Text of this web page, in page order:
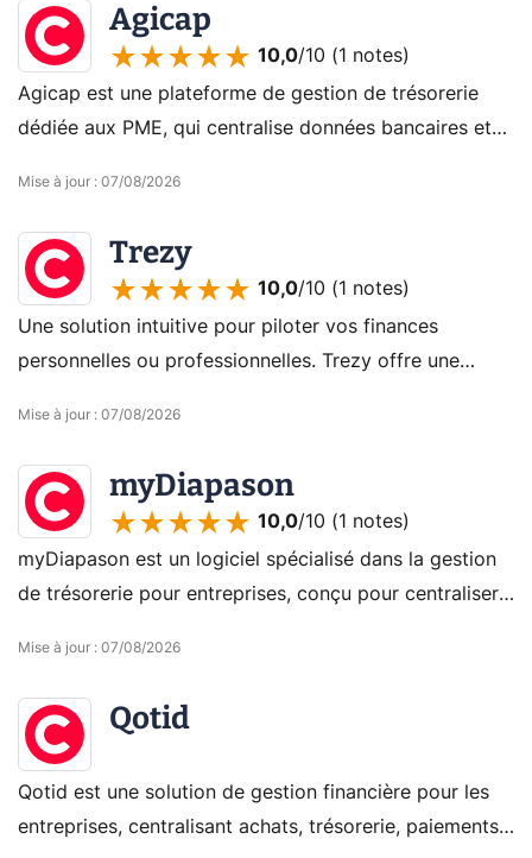
Agicap
10,0/10 (1 notes)
Agicap est une plateforme de gestion de trésorerie
dédiée aux PME, qui centralise données bancaires et
Mise à jour : 07/08/2026
Trezy
10,0/10 (1 notes)
Une solution intuitive pour piloter vos finances
personnelles ou professionnelles. Trezy offre une
Mise à jour : 07/08/2026
myDiapason
10,0/10 (1 notes)
myDiapason est un logiciel spécialisé dans la gestion
de trésorerie pour entreprises, conçu pour centraliser,
paiements, et l'anticipation des risques financiers.
Mise à jour : 07/08/2026
Qotid
Qotid est une solution de gestion financière pour les
entreprises, centralisant achats, trésorerie, paiements